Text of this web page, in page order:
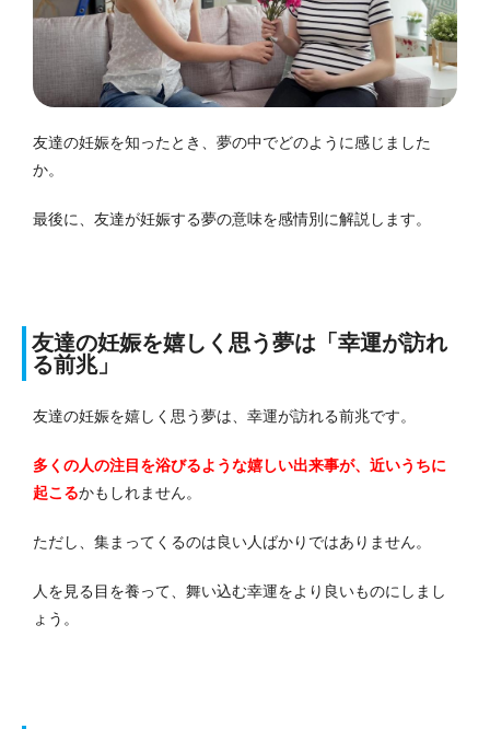
友達の妊娠を知ったとき、夢の中でどのように感じました
か。
最後に、友達が妊娠する夢の意味を感情別に解説します。
友達の妊娠を嬉しく思う夢は「幸運が訪れ
る前兆」
友達の妊娠を嬉しく思う夢は、幸運が訪れる前兆です。
多くの人の注目を浴びるような嬉しい出来事が、近いうちに
起こるかもしれません。
ただし、集まってくるのは良い人ばかりではありません。
人を見る目を養って、舞い込む幸運をより良いものにしまし
ょう。